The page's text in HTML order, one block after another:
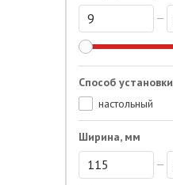
Способ установки
настольный
Ширина, мм